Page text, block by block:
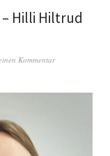
Hilli Hiltrud
Kommentar